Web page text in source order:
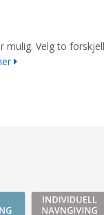
mulig. Velg to